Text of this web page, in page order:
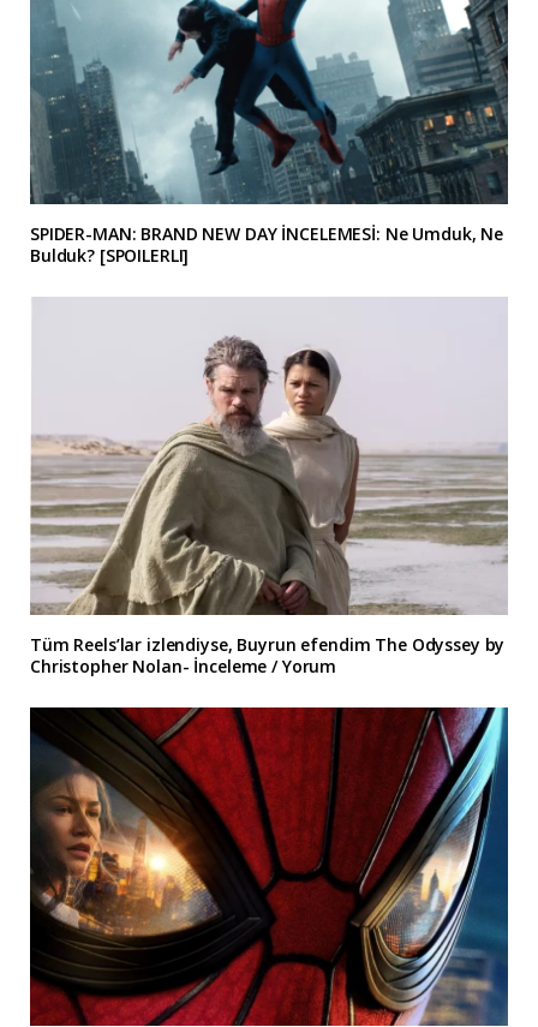
SPIDER-MAN: BRAND NEW DAY İNCELEMESİ: Ne Umduk, Ne
Bulduk? [SPOILERLI]
Tüm Reels’lar izlendiyse, Buyrun efendim The Odyssey by
Christopher Nolan- İnceleme / Yorum